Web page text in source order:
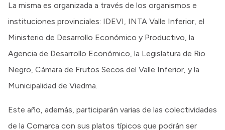
La misma es organizada a través de los organismos e
instituciones provinciales: IDEVI, INTA Valle Inferior, el
Ministerio de Desarrollo Económico y Productivo, la
Agencia de Desarrollo Económico, la Legislatura de Rio
Negro, Cámara de Frutos Secos del Valle Inferior, y la
Municipalidad de Viedma.
Este año, además, participarán varias de las colectividades
de la Comarca con sus platos típicos que podrán ser